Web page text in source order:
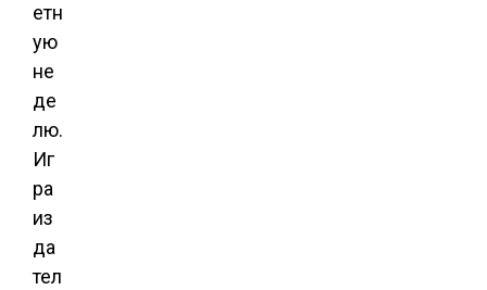
етн
ую
не
де
лю.
Иг
ра
из
да
тел